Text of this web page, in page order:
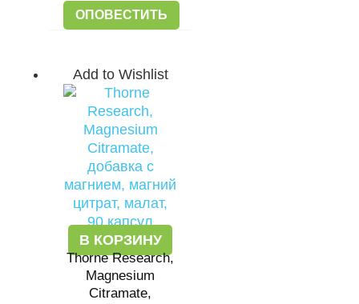
ОПОВЕСТИТЬ
Add to Wishlist
В КОРЗИНУ
Thorne Research,
Magnesium
Citramate,